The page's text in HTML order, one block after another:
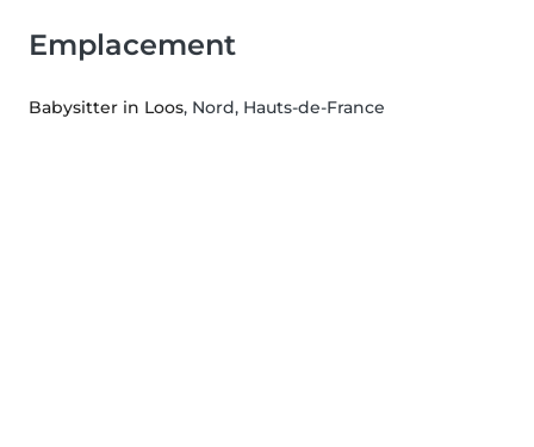
Emplacement
Babysitter in Loos, Nord, Hauts-de-France